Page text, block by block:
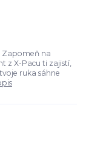
Zapomeň na
z X-Pacu ti zajistí,
ruka sáhne